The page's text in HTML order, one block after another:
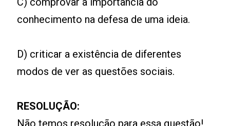
conhecimento na defesa de uma ideia.
D) criticar a existência de diferentes
modos de ver as questões sociais.
RESOLUÇÃO: